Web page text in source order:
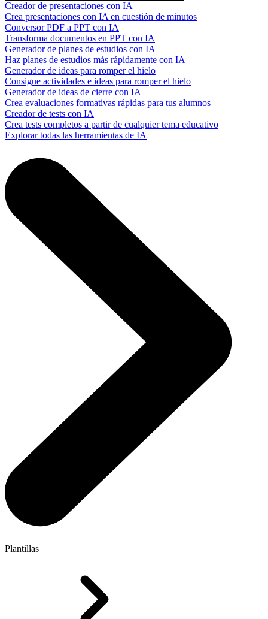
Creador de presentaciones con IA
Crea presentaciones con IA en cuestión de minutos
Conversor PDF a PPT con IA
Transforma documentos en PPT con IA
Generador de planes de estudios con IA
Haz planes de estudios más rápidamente con IA
Generador de ideas para romper el hielo
Consigue actividades e ideas para romper el hielo
Generador de ideas de cierre con IA
Crea evaluaciones formativas rápidas para tus alumnos
Creador de tests con IA
Crea tests completos a partir de cualquier tema educativo
Explorar todas las herramientas de IA
Plantillas